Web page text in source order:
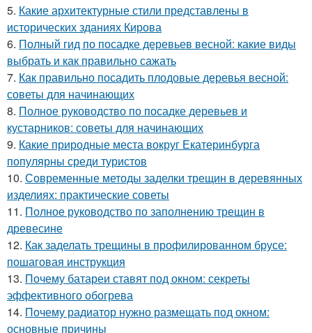
5. Какие архитектурные стили представлены в
исторических зданиях Кирова
6. Полный гид по посадке деревьев весной: какие виды
выбрать и как правильно сажать
7. Как правильно посадить плодовые деревья весной:
советы для начинающих
8. Полное руководство по посадке деревьев и
кустарников: советы для начинающих
9. Какие природные места вокруг Екатеринбурга
популярны среди туристов
10. Современные методы заделки трещин в деревянных
изделиях: практические советы
11. Полное руководство по заполнению трещин в
древесине
12. Как заделать трещины в профилированном брусе:
пошаговая инструкция
13. Почему батареи ставят под окном: секреты
эффективного обогрева
14. Почему радиатор нужно размещать под окном:
основные причины